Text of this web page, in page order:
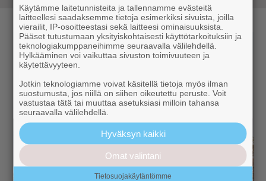
Käytämme laitetunnisteita ja tallennamme evästeitä
laitteellesi saadaksemme tietoja esimerkiksi sivuista, joilla
vierailit, IP-osoitteestasi sekä laitteesi ominaisuuksista.
Pääset tutustumaan yksityiskohtaisesti käyttötarkoituksiin ja
teknologiakumppaneihimme seuraavalla välilehdellä.
Hylkääminen voi vaikuttaa sivuston toimivuuteen ja
käytettävyyteen.
Jotkin teknologiamme voivat käsitellä tietoja myös ilman
suostumusta, jos niillä on siihen oikeutettu peruste. Voit
vastustaa tätä tai muuttaa asetuksiasi milloin tahansa
seuraavalla välilehdellä.
Hyväksyn kaikki
Omat valintani
Tietosuojakäytäntömme